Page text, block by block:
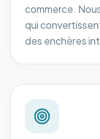
commerce.
qui
des enchères